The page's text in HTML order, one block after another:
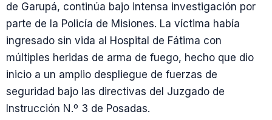
de Garupá, continúa bajo intensa investigación por
parte de la Policía de Misiones. La víctima había
ingresado sin vida al Hospital de Fátima con
múltiples heridas de arma de fuego, hecho que dio
inicio a un amplio despliegue de fuerzas de
seguridad bajo las directivas del Juzgado de
Instrucción N.º 3 de Posadas.